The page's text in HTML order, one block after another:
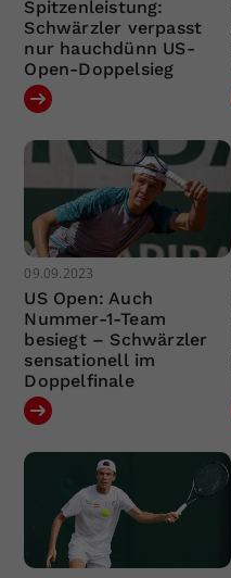
Spitzenleistung:
Schwärzler verpasst
nur hauchdünn US-
Open-Doppelsieg
09.09.2023
US Open: Auch
Nummer-1-Team
besiegt – Schwärzler
sensationell im
Doppelfinale